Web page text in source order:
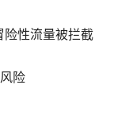
性流量被拦截
险